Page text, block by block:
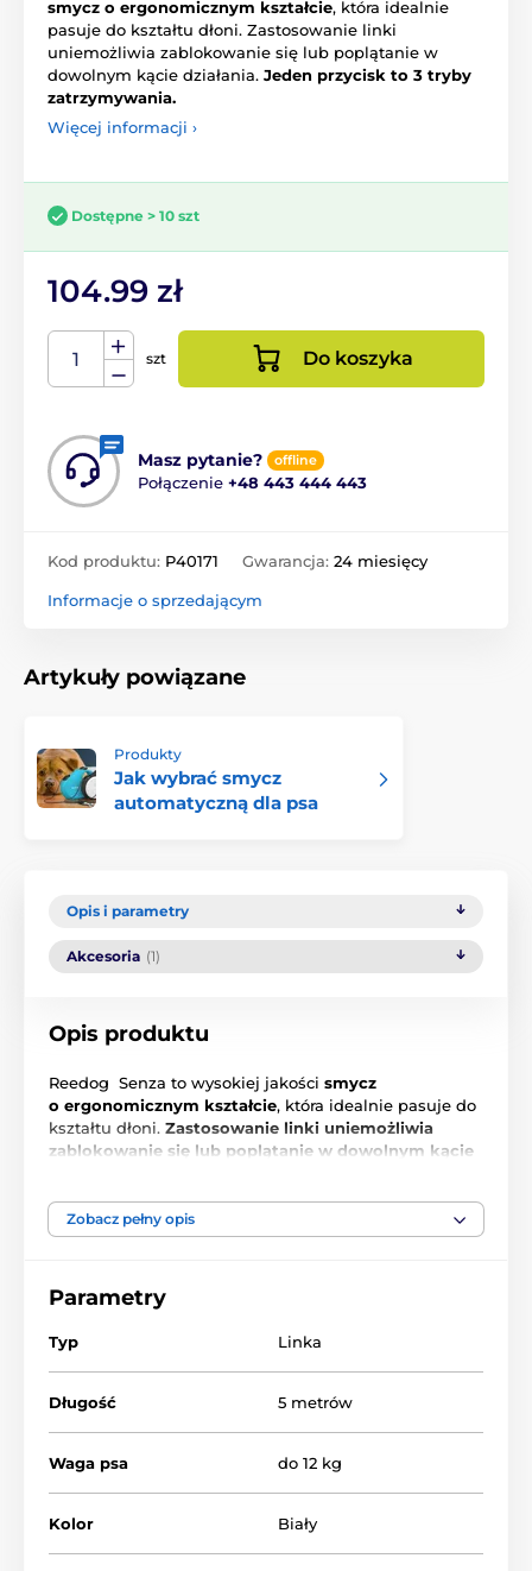
smycz o ergonomicznym kształcie, która idealnie
pasuje do kształtu dłoni. Zastosowanie linki
uniemożliwia zablokowanie się lub poplątanie w
dowolnym kącie działania. Jeden przycisk to 3 tryby
zatrzymywania.
Więcej informacji ›
Dostępne > 10 szt
104.99 zł
szt Do koszyka
Masz pytanie? offline
Połączenie +48 443 444 443
Kod produktu: P40171 Gwarancja: 24 miesięcy
Informacje o sprzedającym
Artykuły powiązane
Produkty
Jak wybrać smycz
automatyczną dla psa
Opis i parametry
Akcesoria (1)
Opis produktu
Reedog Senza to wysokiej jakości smycz
o ergonomicznym kształcie, która idealnie pasuje do
kształtu dłoni. Zastosowanie linki uniemożliwia
zablokowanie się lub poplątanie w dowolnym kącie
zwierzakiem, Reedog Senza
łatwą obsługę, czyli niezawodną kontrolę. Każdy, kto
skuteczności działania.
Zobacz pełny opis
Parametry
Typ Linka
Długość 5 metrów
Waga psa do 12 kg
Kolor Biały